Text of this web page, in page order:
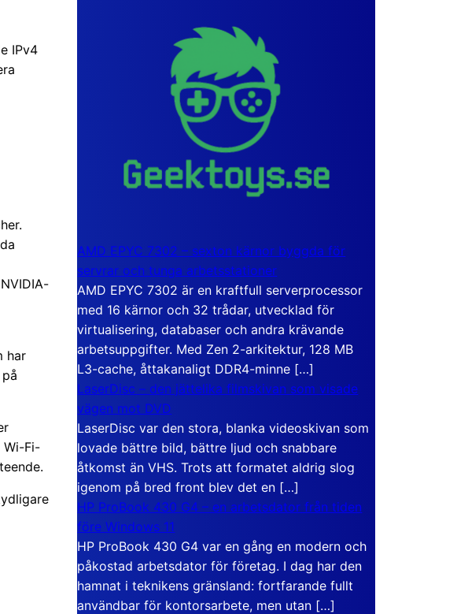
IPv4
har
Wi-Fi-
AMD EPYC 7302 – sexton kärnor byggda för
servrar och tunga arbetsstationer
AMD EPYC 7302 är en kraftfull serverprocessor
med 16 kärnor och 32 trådar, utvecklad för
virtualisering, databaser och andra krävande
arbetsuppgifter. Med Zen 2-arkitektur, 128 MB
L3-cache, åttakanaligt DDR4-minne […]
LaserDisc – den jättelika filmskivan som visade
vägen mot DVD
LaserDisc var den stora, blanka videoskivan som
lovade bättre bild, bättre ljud och snabbare
åtkomst än VHS. Trots att formatet aldrig slog
igenom på bred front blev det en […]
HP ProBook 430 G4 – en arbetsdator från tiden
före Windows 11
HP ProBook 430 G4 var en gång en modern och
påkostad arbetsdator för företag. I dag har den
hamnat i teknikens gränsland: fortfarande fullt
användbar för kontorsarbete, men utan […]